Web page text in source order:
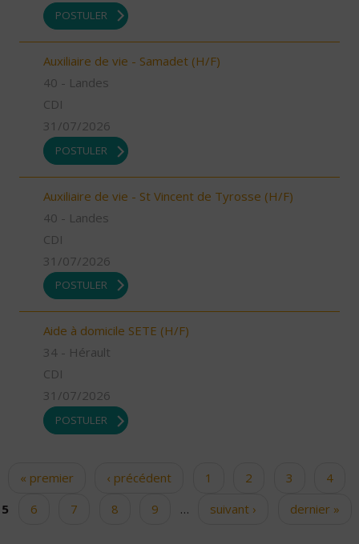
POSTULER
Auxiliaire de vie - Samadet (H/F)
40 - Landes
CDI
31/07/2026
POSTULER
Auxiliaire de vie - St Vincent de Tyrosse (H/F)
40 - Landes
CDI
31/07/2026
POSTULER
Aide à domicile SETE (H/F)
34 - Hérault
CDI
31/07/2026
POSTULER
Pages
« premier ‹ précédent 1 2 3
4
5
6 7 8 9 … suivant › dernier »